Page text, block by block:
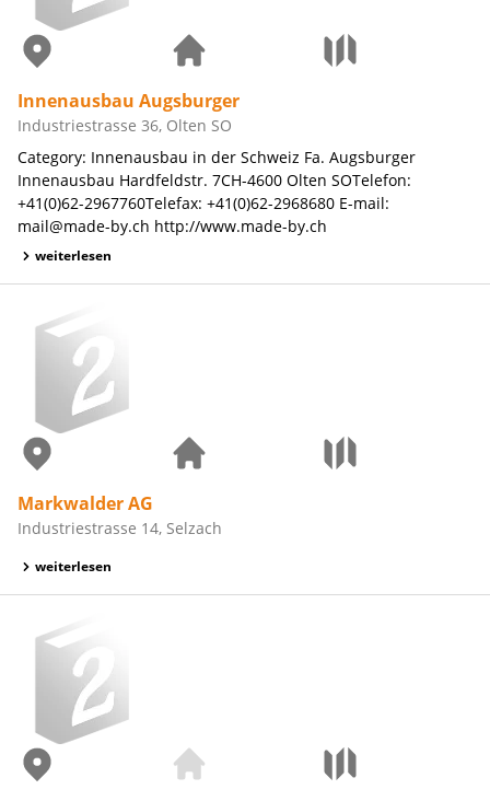
Innenausbau Augsburger
Industriestrasse 36, Olten SO
Category: Innenausbau in der Schweiz Fa. Augsburger
Innenausbau Hardfeldstr. 7CH-4600 Olten SOTelefon:
+41(0)62-2967760Telefax: +41(0)62-2968680 E-mail:
mail@made-by.ch http://www.made-by.ch
weiterlesen
Markwalder AG
Industriestrasse 14, Selzach
weiterlesen